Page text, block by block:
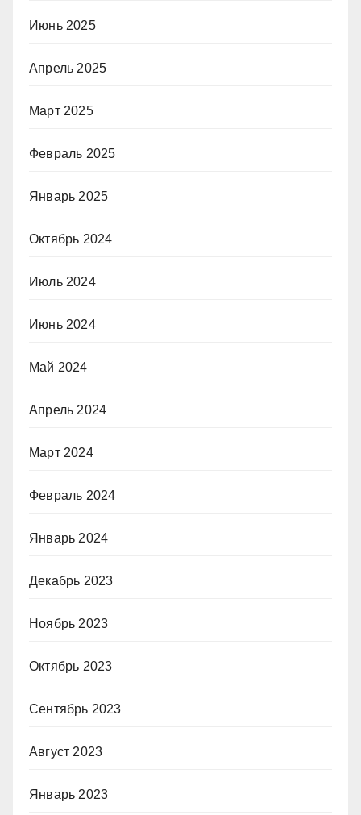
Июнь 2025
Апрель 2025
Март 2025
Февраль 2025
Январь 2025
Октябрь 2024
Июль 2024
Июнь 2024
Май 2024
Апрель 2024
Март 2024
Февраль 2024
Январь 2024
Декабрь 2023
Ноябрь 2023
Октябрь 2023
Сентябрь 2023
Август 2023
Январь 2023